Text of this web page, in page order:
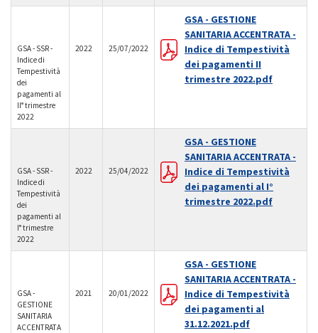
GSA - SSR -
Indice di
Tempestività
dei
pagamenti al
II° trimestre
2022
2022 25/07/2022
GSA - GESTIONE
SANITARIA ACCENTRATA -
Indice di Tempestività
dei pagamenti II
trimestre 2022.pdf
GSA - SSR -
Indice di
Tempestività
dei
pagamenti al
I° trimestre
2022
2022 25/04/2022
GSA - GESTIONE
SANITARIA ACCENTRATA -
Indice di Tempestività
dei pagamenti al I°
trimestre 2022.pdf
GSA -
GESTIONE
SANITARIA
ACCENTRATA
2021 20/01/2022
GSA - GESTIONE
SANITARIA ACCENTRATA -
Indice di Tempestività
dei pagamenti al
31.12.2021.pdf